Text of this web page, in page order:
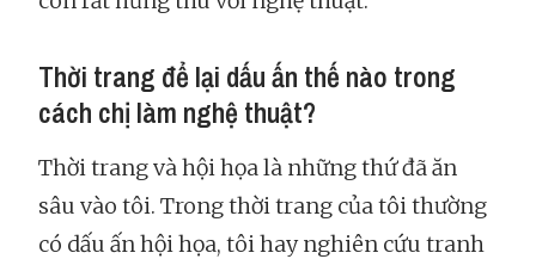
Thời trang để lại dấu ấn thế nào trong
cách chị làm nghệ thuật?
Thời trang và hội họa là những thứ đã ăn
sâu vào tôi. Trong thời trang của tôi thường
có dấu ấn hội họa, tôi hay nghiên cứu tranh